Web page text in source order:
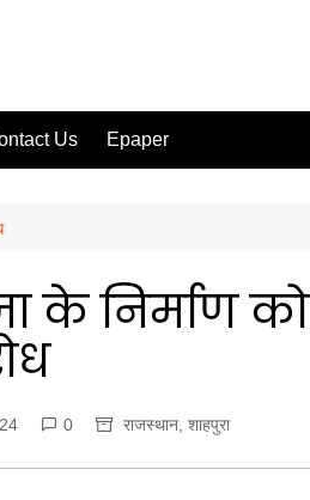
Us Epaper
के निर्माण को
0 राजस्थान शाहपुरा